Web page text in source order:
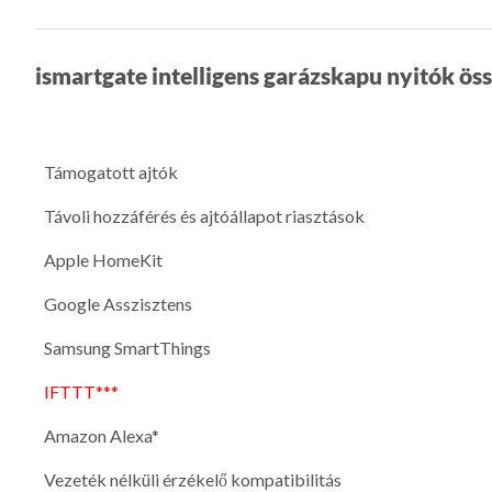
ismartgate intelligens garázskapu nyitók
Támogatott ajtók
Távoli hozzáférés és ajtóállapot riasztások
Apple HomeKit
Google Asszisztens
Samsung SmartThings
IFTTT***
Amazon Alexa*
Vezeték nélküli érzékelő kompatibilitás